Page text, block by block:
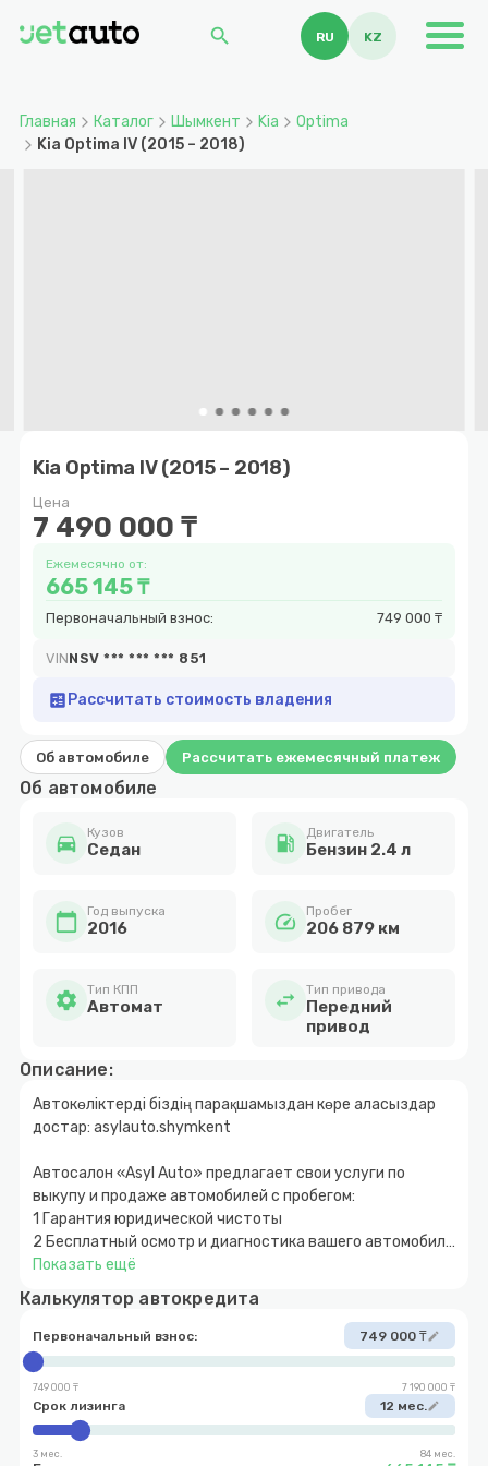
search RU KZ
Главная Каталог Шымкент Kia
Optima
Kia Optima IV (2015 – 2018)
Kia Optima IV (2015 – 2018)
Цена
7 490 000 ₸
Ежемесячно от:
665 145 ₸
Первоначальный взнос: 749 000 ₸
VINNSV *** *** *** 851
calculate Рассчитать стоимость владения
Об автомобиле Рассчитать ежемесячный платеж
Об автомобиле
directions_car Кузов
Cедан local_gas_station Двигатель
Бензин 2.4 л
calendar_today Год выпуска
2016 speed Пробег
206 879 км
settings Тип КПП
Автомат swap_horiz Тип привода
Передний
привод
Описание:
Автокөліктерді біздің парақшамыздан көре аласыздар
достар: asylauto.shymkent
Автосалон «Asyl Auto» предлагает свои услуги по
выкупу и продаже автомобилей с пробегом:
1 Гарантия юридической чистоты
2 Бесплатный осмотр и диагностика вашего автомобиля
3 Быстрое и прозрачное оформление
расчет
5 Возможность покупки авто в кредит с
первоначальным взносом от 10%
6 Обмен автомобиля с доплатой в обе стороны
7 Выкуп вашего автомобиля
Показать ещё
Калькулятор автокредита
Первоначальный взнос: 749 000 ₸edit
749 000 ₸ 7 190 000 ₸
Срок лизинга 12 мес.edit
3 мес. 84 мес.